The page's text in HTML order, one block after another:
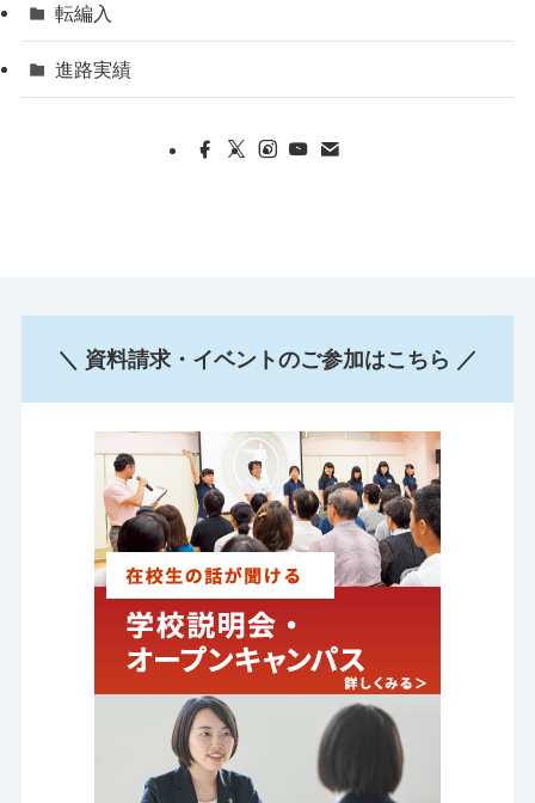
転編入
進路実績
＼ 資料請求・イベントのご参加はこちら ／